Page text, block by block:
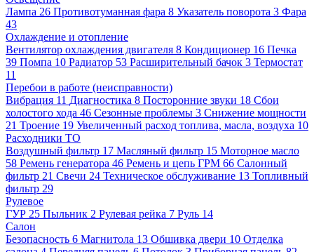
Лампа 26 Противотуманная фара 8 Указатель поворота 3 Фара
43
Охлаждение и отопление
Вентилятор охлаждения двигателя 8 Кондиционер 16 Печка
39 Помпа 10 Радиатор 53 Расширительный бачок 3 Термостат
11
Перебои в работе (неисправности)
Вибрация 11 Диагностика 8 Посторонние звуки 18 Сбои
холостого хода 46 Сезонные проблемы 3 Снижение мощности
21 Троение 19 Увеличенный расход топлива, масла, воздуха 10
Расходники ТО
Воздушный фильтр 17 Масляный фильтр 15 Моторное масло
58 Ремень генератора 46 Ремень и цепь ГРМ 66 Салонный
фильтр 21 Свечи 24 Техническое обслуживание 13 Топливный
фильтр 29
Рулевое
ГУР 25 Пыльник 2 Рулевая рейка 7 Руль 14
Салон
Безопасность 6 Магнитола 13 Обшивка двери 10 Отделка